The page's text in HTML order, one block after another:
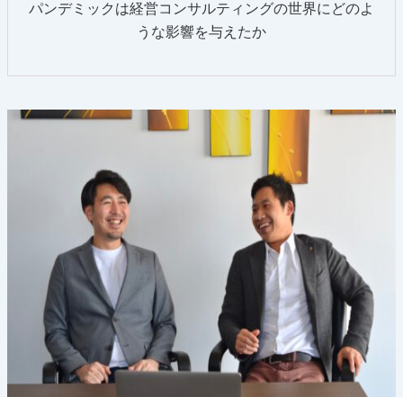
パンデミックは経営コンサルティングの世界にどのよ
うな影響を与えたか